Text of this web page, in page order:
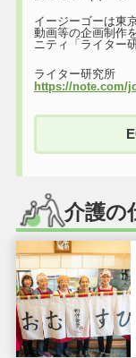
イージーゴーは東
動画等の企画制作
ニティ「ライター
ライター研究所
https://note.com/
介護の